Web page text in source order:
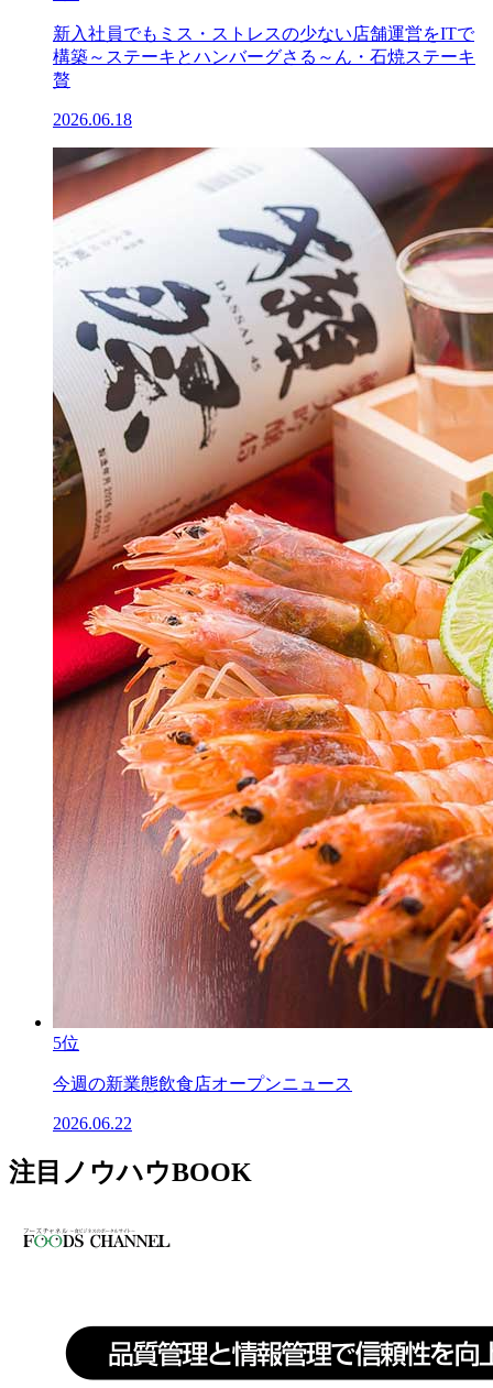
新入社員でもミス・ストレスの少ない店舗運営をITで
構築～ステーキとハンバーグさる～ん・石焼ステーキ
贅
2026.06.18
5位
今週の新業態飲食店オープンニュース
2026.06.22
注目ノウハウBOOK